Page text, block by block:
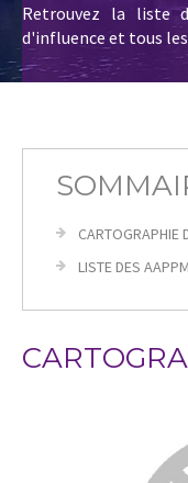
Retrouvez la liste
d'influence et tous
CARTOGRAPHIE
LISTE DES